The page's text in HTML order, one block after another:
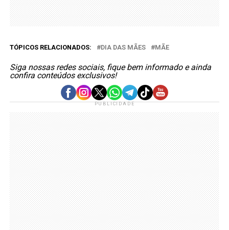
TÓPICOS RELACIONADOS: DIA DAS MÃES MÃE
Siga nossas redes sociais, fique bem informado e ainda
confira conteúdos exclusivos!
PUBLICIDADE